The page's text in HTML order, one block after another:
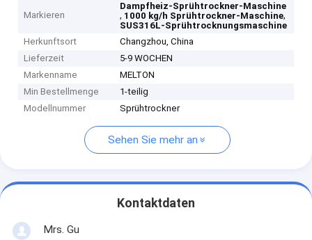
Markieren
Dampfheiz-Sprühtrockner-Maschine
, 1000 kg/h Sprühtrockner-Maschine,
SUS316L-Sprühtrocknungsmaschine
Herkunftsort
Changzhou, China
Lieferzeit
5-9 WOCHEN
Markenname
MELTON
Min Bestellmenge
1-teilig
Modellnummer
Sprühtrockner
Sehen Sie mehr an
Kontaktdaten
Mrs. Gu